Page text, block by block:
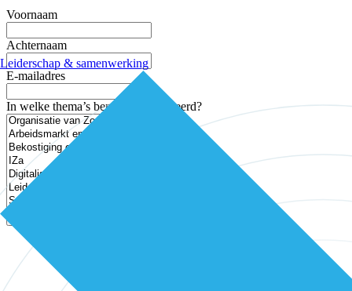
Leiderschap & samenwerking
Voornaam
Achternaam
E-mailadres
In welke thema’s ben je geïnteresseerd?